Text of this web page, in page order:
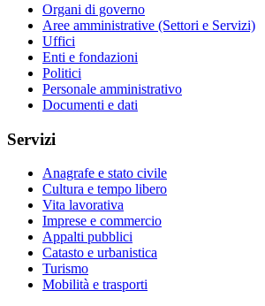
Organi di governo
Aree amministrative (Settori e Servizi)
Uffici
Enti e fondazioni
Politici
Personale amministrativo
Documenti e dati
Servizi
Anagrafe e stato civile
Cultura e tempo libero
Vita lavorativa
Imprese e commercio
Appalti pubblici
Catasto e urbanistica
Turismo
Mobilità e trasporti